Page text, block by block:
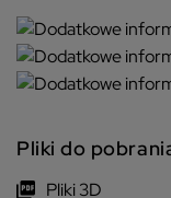
Pliki do
Pliki 3D